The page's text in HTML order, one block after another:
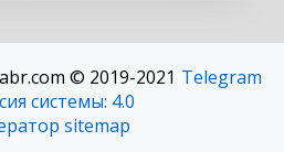
© 2019-2021
системы: 4.0
sitemap
Telegram